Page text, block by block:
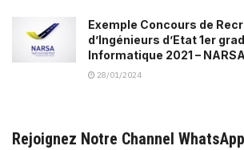
Exemple Concours de
d’Ingénieurs d’Etat 1er
Informatique 2021 – NARSA
28/01/2024
Rejoignez Notre Channel WhatsApp